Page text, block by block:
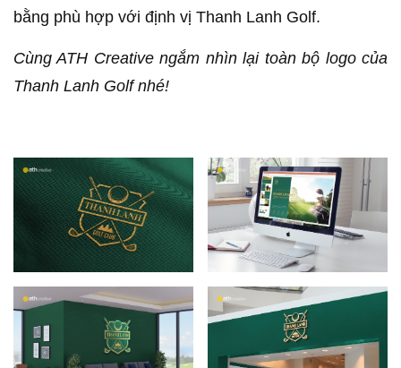
bằng phù hợp với định vị Thanh Lanh Golf.
Cùng ATH Creative ngắm nhìn lại toàn bộ logo của
Thanh Lanh Golf nhé!